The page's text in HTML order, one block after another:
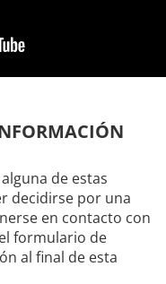
de estas
decidirse por una
en contacto con
formulario de
al final de esta